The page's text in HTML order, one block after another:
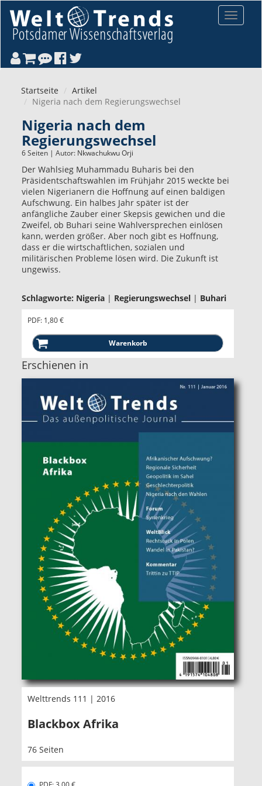
Toggle
Startseite
Artikel
Nigeria nach dem Regierungswechsel
Nigeria nach dem
Regierungswechsel
6 Seiten | Autor: Nkwachukwu Orji
Der Wahlsieg Muhammadu Buharis bei den
Präsidentschaftswahlen im Frühjahr 2015 weckte bei
vielen Nigerianern die Hoffnung auf einen baldigen
Aufschwung. Ein halbes Jahr später ist der
anfängliche Zauber einer Skepsis gewichen und die
Zweifel, ob Buhari seine Wahlversprechen einlösen
kann, werden größer. Aber noch gibt es Hoffnung,
dass er die wirtschaftlichen, sozialen und
militärischen Probleme lösen wird. Die Zukunft ist
ungewiss.
Schlagworte: Nigeria | Regierungswechsel | Buhari
PDF: 1,80 €
Erschienen in
Welttrends 111 | 2016
Blackbox Afrika
76 Seiten